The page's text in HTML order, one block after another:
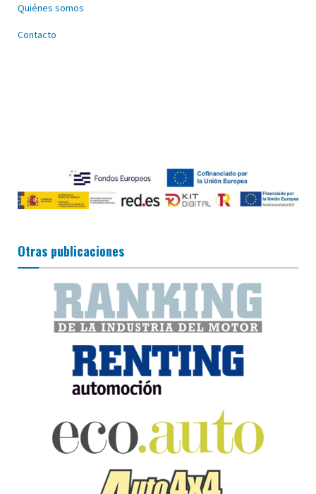
Quiénes somos
Contacto
Otras publicaciones